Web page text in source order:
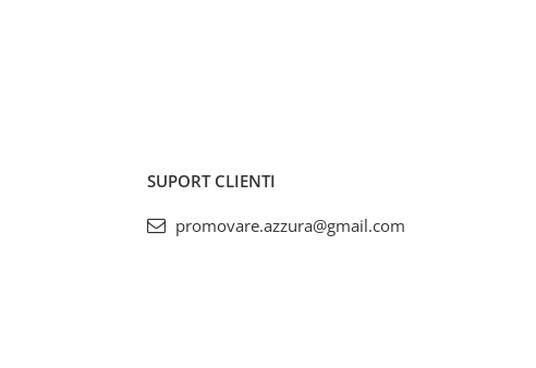
SUPORT CLIENTI
promovare.azzura@gmail.com